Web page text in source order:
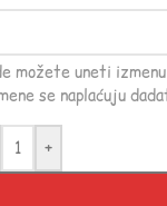
možete uneti
se naplaćuju
+